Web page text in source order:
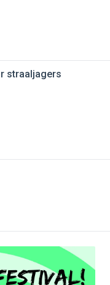
straaljagers